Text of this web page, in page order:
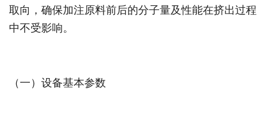
取向，确保加注原料前后的分子量及性能在挤出过程
中不受影响。
（一）设备基本参数